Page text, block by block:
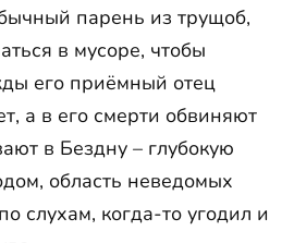
парень из трущоб,
в мусоре, чтобы
его приёмный отец
а в его смерти обвиняют
в Бездну – глубокую
область неведомых
слухам, когда-то угодил и